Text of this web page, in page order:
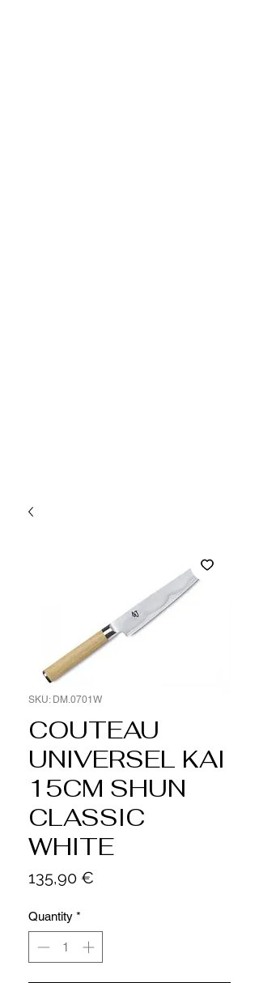
SKU: DM.0701W
COUTEAU
UNIVERSEL KAI
15CM SHUN
CLASSIC
WHITE
135,90 €
Quantity *